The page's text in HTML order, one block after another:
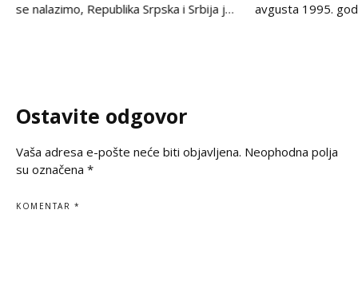
se nalazimo, Republika Srpska i Srbija još
suze, nesalomivo jedinstvo dva krila
avgusta 1995.
datum
Ostavite odgovor
Vaša adresa e-pošte neće biti objavljena. Neophodna polja
su označena *
KOMENTAR *